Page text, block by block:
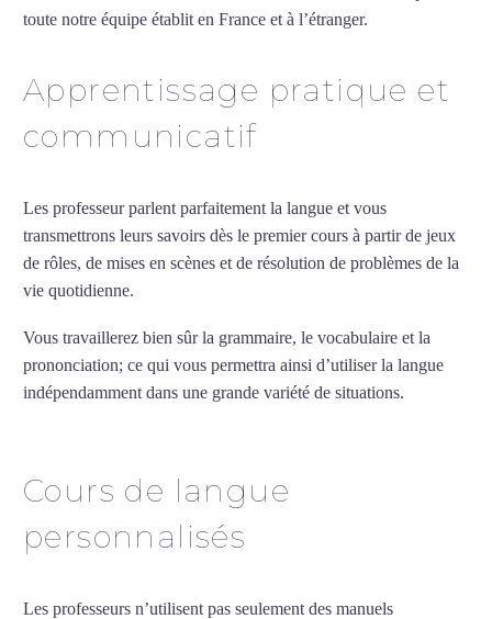
toute notre équipe établit en France et à l’étranger.
Apprentissage pratique et
communicatif
Les professeur parlent parfaitement la langue et vous
transmettrons leurs savoirs dès le premier cours à partir de jeux
de rôles, de mises en scènes et de résolution de problèmes de la
vie quotidienne.
Vous travaillerez bien sûr la grammaire, le vocabulaire et la
prononciation; ce qui vous permettra ainsi d’utiliser la langue
indépendamment dans une grande variété de situations.
Cours de langue
personnalisés
Les professeurs n’utilisent pas seulement des manuels